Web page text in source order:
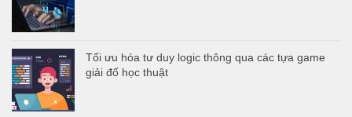
Tối ưu hóa tư duy logic thông qua các tựa game
giải đố học thuật